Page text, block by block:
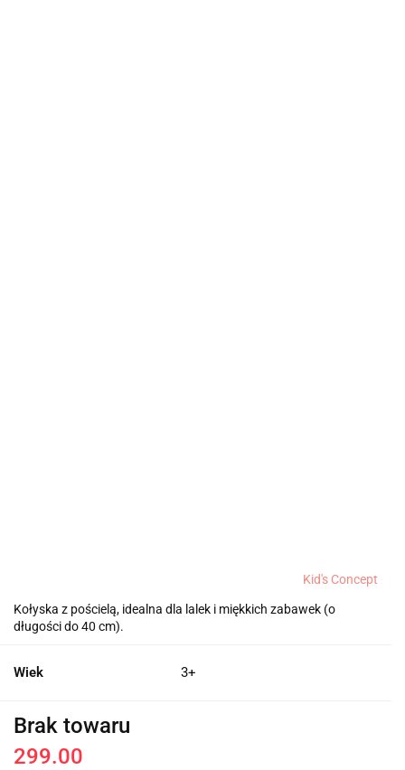
Kid's Concept
Kołyska z pościelą, idealna dla lalek i miękkich zabawek (o
długości do 40 cm).
Wiek 3+
Brak towaru
299.00